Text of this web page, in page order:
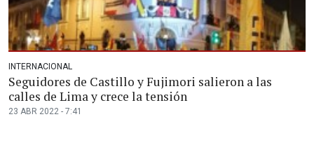
INTERNACIONAL
Seguidores de Castillo y Fujimori salieron a las
calles de Lima y crece la tensión
23 ABR 2022 - 7:41